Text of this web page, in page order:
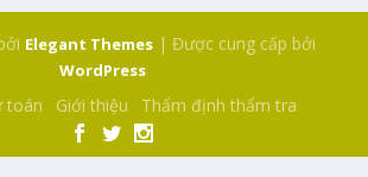
Elegant Themes | Được cung cấp bởi
WordPress
toán Giới thiệu Thẩm định thẩm tra